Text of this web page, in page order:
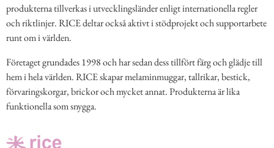
produkterna tillverkas i utvecklingsländer enligt internationella regler
och riktlinjer. RICE deltar också aktivt i stödprojekt och supportarbete
runt om i världen.
Företaget grundades 1998 och har sedan dess tillfört färg och glädje till
hem i hela världen. RICE skapar melaminmuggar, tallrikar, bestick,
förvaringskorgar, brickor och mycket annat. Produkterna är lika
funktionella som snygga.